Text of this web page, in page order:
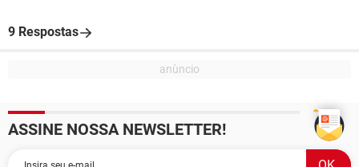
9 Respostas
ASSINE NOSSA NEWSLETTER!